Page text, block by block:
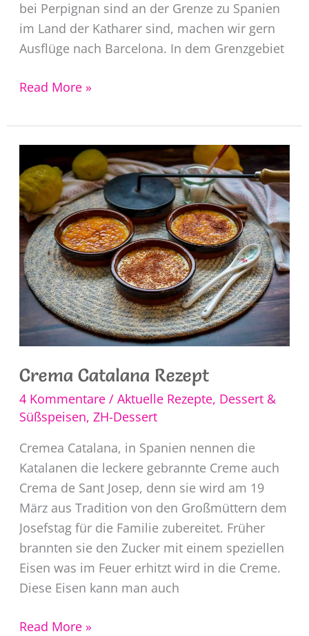
bei Perpignan sind an der Grenze zu Spanien
im Land der Katharer sind, machen wir gern
Ausflüge nach Barcelona. In dem Grenzgebiet
Pan
Tomate
Read More »
Crema Catalana Rezept
4 Kommentare / Aktuelle Rezepte, Dessert &
Süßspeisen, ZH-Dessert
Cremea Catalana, in Spanien nennen die
Katalanen die leckere gebrannte Creme auch
Crema de Sant Josep, denn sie wird am 19
März aus Tradition von den Großmüttern dem
Josefstag für die Familie zubereitet. Früher
brannten sie den Zucker mit einem speziellen
Eisen was im Feuer erhitzt wird in die Creme.
Diese Eisen kann man auch
Crema
Read More »